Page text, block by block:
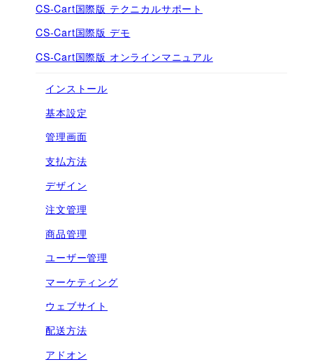
CS-Cart国際版 テクニカルサポート
CS-Cart国際版 デモ
CS-Cart国際版 オンラインマニュアル
インストール
基本設定
管理画面
支払方法
デザイン
注文管理
商品管理
ユーザー管理
マーケティング
ウェブサイト
配送方法
アドオン